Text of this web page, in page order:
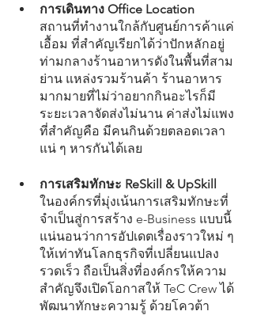
การเดินทาง Office Location
สถานที่ทำงานใกล้กับศูนย์การค้าแค่
เอื้อม ที่สำคัญเรียกได้ว่าปักหลักอยู่
ท่ามกลางร้านอาหารดังในพื้นที่สาม
ย่าน แหล่งรวมร้านค้า ร้านอาหาร
มากมายที่ไม่ว่าอยากกินอะไรก็มี
ระยะเวลาจัดส่งไม่นาน ค่าส่งไม่แพง
ที่สำคัญคือ มีคนกินด้วยตลอดเวลา
แน่ ๆ หารกันได้เลย
การเสริมทักษะ ReSkill & UpSkill
ในองค์กรที่มุ่งเน้นการเสริมทักษะที่
จำเป็นสู่การสร้าง e-Business แบบนี้
แน่นอนว่าการอัปเดตเรื่องราวใหม่ ๆ
ให้เท่าทันโลกธุรกิจที่เปลี่ยนแปลง
รวดเร็ว ถือเป็นสิ่งที่องค์กรให้ความ
สำคัญจึงเปิดโอกาสให้ TeC Crew ได้
พัฒนาทักษะความรู้ ด้วยโควต้า